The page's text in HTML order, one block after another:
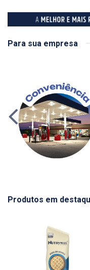
Para sua empresa
Produtos em